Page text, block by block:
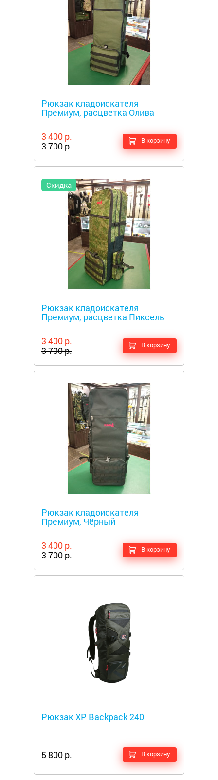
Рюкзак кладоискателя
Премиум, расцветка Олива
3 400 р.
3 700 р.
В корзину
Скидка
Рюкзак кладоискателя
Премиум, расцветка Пиксель
3 400 р.
3 700 р.
В корзину
Рюкзак кладоискателя
Премиум, Чёрный
3 400 р.
3 700 р.
В корзину
Рюкзак XP Backpack 240
5 800 р. В корзину